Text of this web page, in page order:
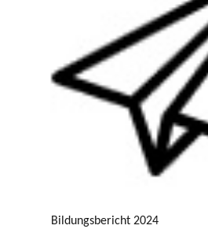
Bildungsbericht 2024